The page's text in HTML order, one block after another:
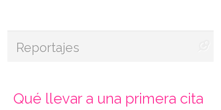
Reportajes
Qué llevar a una primera cita